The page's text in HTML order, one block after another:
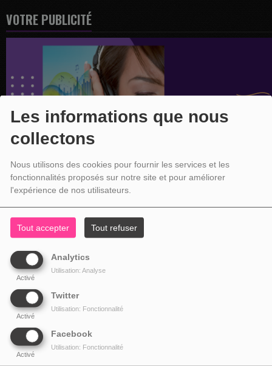
Les informations que nous
collectons
Nous utilisons des cookies pour fournir les services et les
fonctionnalités proposés sur notre site et pour améliorer
l'expérience de nos utilisateurs.
Tout accepter Tout refuser
Analytics
Activé
Utilisation: Analyse
Twitter
Activé
Utilisation: Fonctionnalité
Facebook
Activé
Utilisation: Fonctionnalité
VOTRE PUBLICITÉ